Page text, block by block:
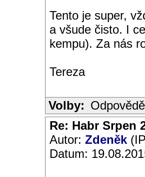
Tento je super,
a všude čisto. I
kempu). Za nás
Tereza
Volby:
Re: Habr Srpen
Autor: Zdeněk
Datum: